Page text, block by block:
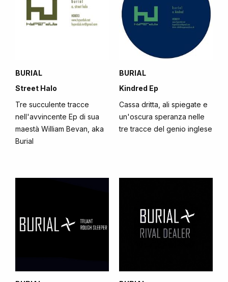
BURIAL
Street Halo
Tre succulente tracce
nell'avvincente Ep di sua
maestà William Bevan, aka
Burial
BURIAL
Kindred Ep
Cassa dritta, ali spiegate e
un'oscura speranza nelle
tre tracce del genio inglese